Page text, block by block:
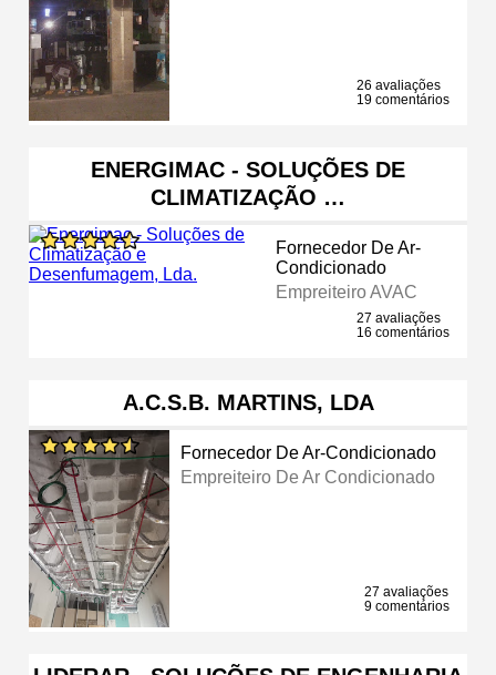
26 avaliações
19 comentários
ENERGIMAC - SOLUÇÕES DE
CLIMATIZAÇÃO …
Fornecedor De Ar-
Condicionado
Empreiteiro AVAC
27 avaliações
16 comentários
A.C.S.B. MARTINS, LDA
Fornecedor De Ar-Condicionado
Empreiteiro De Ar Condicionado
27 avaliações
9 comentários